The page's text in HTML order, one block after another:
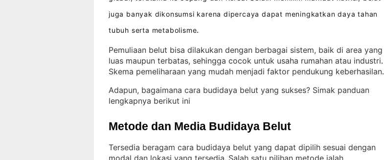
juga banyak dikonsumsi karena dipercaya dapat meningkatkan daya tahan
tubuh serta metabolisme.
Pemuliaan belut bisa dilakukan dengan berbagai sistem, baik di area yang
luas maupun terbatas, sehingga cocok untuk usaha rumahan atau industri
Skema pemeliharaan yang mudah menjadi faktor pendukung keberhasilan.
Adapun, bagaimana cara budidaya belut yang sukses? Simak panduan
lengkapnya berikut ini
Metode dan Media Budidaya Belut
Tersedia beragam cara budidaya belut yang dapat dipilih sesuai dengan
modal dan lokasi yang tersedia Salah satu pilihan metode ialah